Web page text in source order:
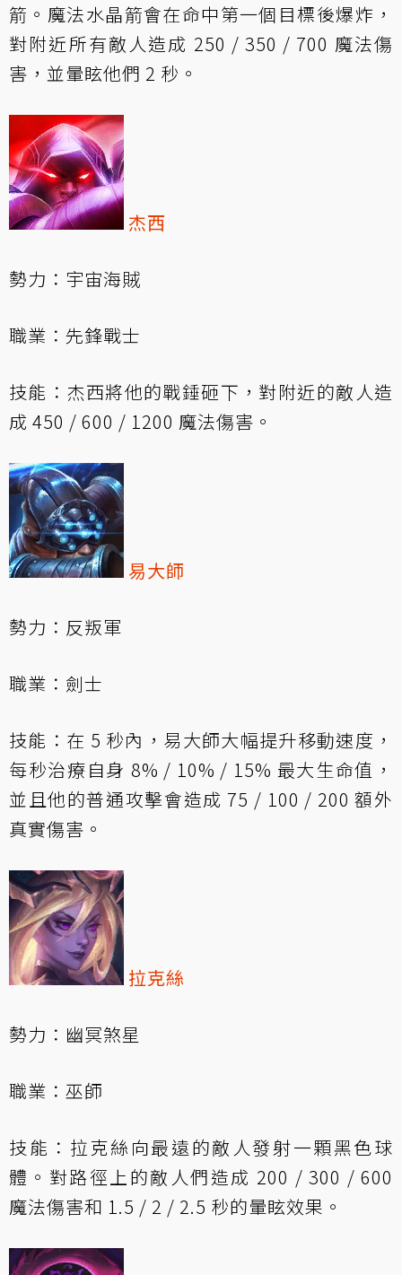
箭。魔法水晶箭會在命中第一個目標後爆炸，
對附近所有敵人造成 250 / 350 / 700 魔法傷
害，並暈眩他們 2 秒。
杰西
勢力：宇宙海賊
職業：先鋒戰士
技能：杰西將他的戰錘砸下，對附近的敵人造
成 450 / 600 / 1200 魔法傷害。
易大師
勢力：反叛軍
職業：劍士
技能：在 5 秒內，易大師大幅提升移動速度，
每秒治療自身 8% / 10% / 15% 最大生命值，
並且他的普通攻擊會造成 75 / 100 / 200 額外
真實傷害。
拉克絲
勢力：幽冥煞星
職業：巫師
技能：拉克絲向最遠的敵人發射一顆黑色球
體。對路徑上的敵人們造成 200 / 300 / 600
魔法傷害和 1.5 / 2 / 2.5 秒的暈眩效果。